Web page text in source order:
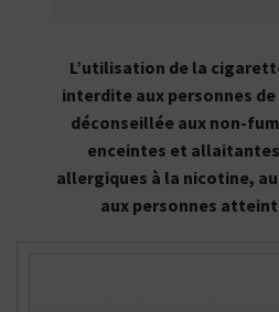
L’utilisation de la
interdite aux personnes de
déconseillée aux non-
enceintes et
allergiques à la nicotine,
aux personnes